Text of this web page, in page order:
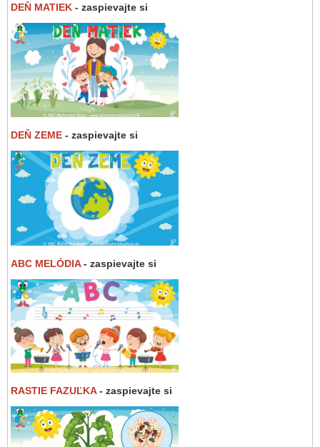
DEŇ MATIEK - zaspievajte si
DEŇ ZEME - zaspievajte si
ABC MELÓDIA- zaspievajte si
RASTIE FAZUĽKA- zaspievajte si